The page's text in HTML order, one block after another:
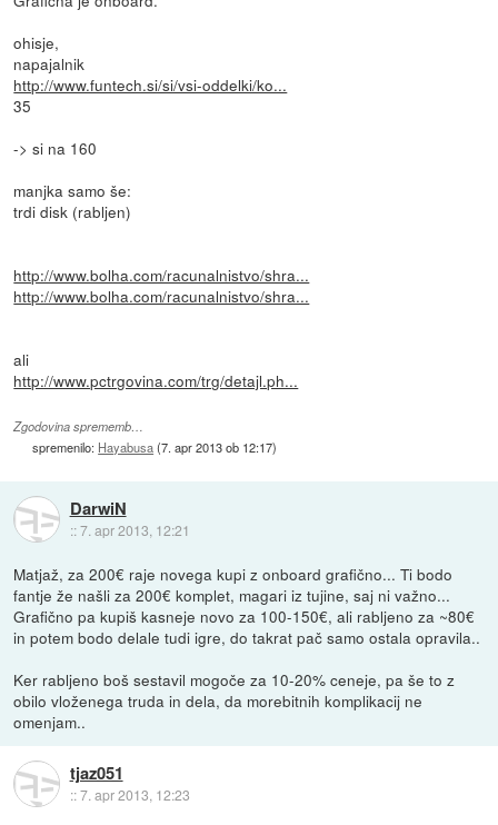
ohisje,
napajalnik
http://www.funtech.si/si/vsi-oddelki/ko...
35
-> si na 160
manjka samo še:
trdi disk (rabljen)
http://www.bolha.com/racunalnistvo/shra...
http://www.bolha.com/racunalnistvo/shra...
ali
http://www.pctrgovina.com/trg/detajl.ph...
Zgodovina sprememb…
spremenilo: Hayabusa(7. apr 2013 ob 12:17)
DarwiN
::7. apr 2013, 12:21
Matjaž, za 200€ raje novega kupi z onboard grafično... Ti bodo
fantje že našli za 200€ komplet, magari iz tujine, saj ni važno...
Grafično pa kupiš kasneje novo za 100-150€, ali rabljeno za ~80€
in potem bodo delale tudi igre, do takrat pač samo ostala opravila..
Ker rabljeno boš sestavil mogoče za 10-20% ceneje, pa še to z
obilo vloženega truda in dela, da morebitnih komplikacij ne
omenjam..
tjaz051
::7. apr 2013, 12:23